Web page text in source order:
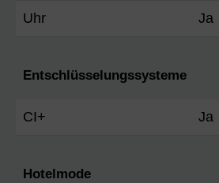
Uhr Ja
Entschlüsselungssysteme
CI+ Ja
Hotelmode